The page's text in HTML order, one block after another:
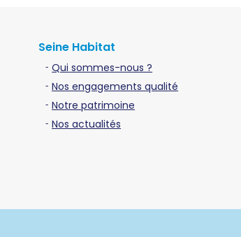
Seine Habitat
Qui sommes-nous ?
Nos engagements qualité
Notre patrimoine
Nos actualités